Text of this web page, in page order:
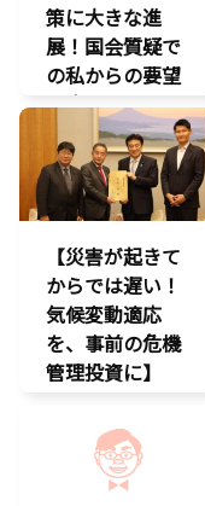
策に大きな進
展！国会質疑で
の私からの要望
に応え、三谷法
務副大臣がイン
ドネシア法務副
大臣に運営……
エンタメ支援
エンタメ産業
促進
デジタル著作
権
国会質疑
経済政策
著作権
【災害が起きて
からでは遅い！
気候変動適応
を、事前の危機
管理投資に】
経済政策